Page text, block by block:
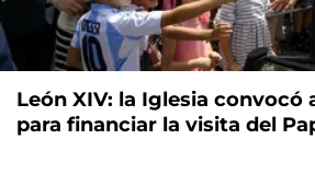
León XIV: la Iglesia convocó
para financiar la visita del